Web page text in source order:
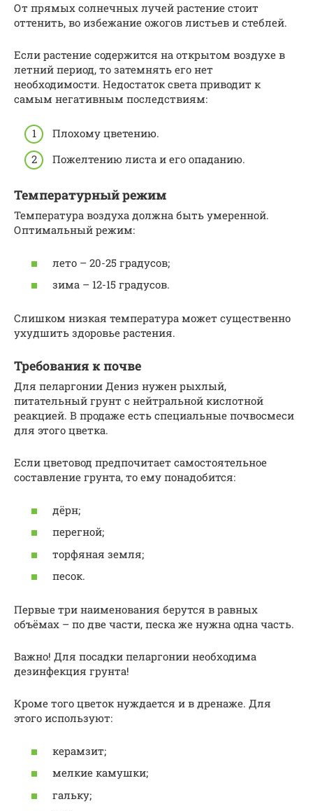
От прямых солнечных лучей растение стоит
оттенить, во избежание ожогов листьев и стеблей.
Если растение содержится на открытом воздухе в
летний период, то затемнять его нет
необходимости. Недостаток света приводит к
самым негативным последствиям:
Плохому цветению.
Пожелтению листа и его опаданию.
Температурный режим
Температура воздуха должна быть умеренной.
Оптимальный режим:
лето – 20-25 градусов;
зима – 12-15 градусов.
Слишком низкая температура может существенно
ухудшить здоровье растения.
Требования к почве
Для пеларгонии Дениз нужен рыхлый,
питательный грунт с нейтральной кислотной
реакцией. В продаже есть специальные почвосмеси
для этого цветка.
Если цветовод предпочитает самостоятельное
составление грунта, то ему понадобится:
дёрн;
перегной;
торфяная земля;
песок.
Первые три наименования берутся в равных
объёмах – по две части, песка же нужна одна часть.
Важно! Для посадки пеларгонии необходима
дезинфекция грунта!
Кроме того цветок нуждается и в дренаже. Для
этого используют:
керамзит;
мелкие камушки;
гальку;